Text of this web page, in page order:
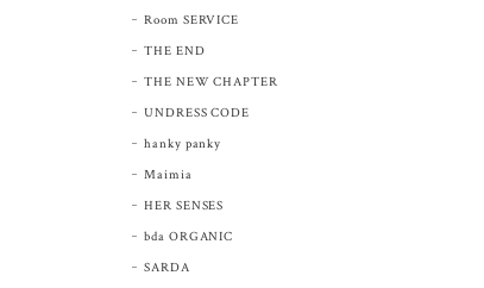
Room SERVICE
THE END
THE NEW CHAPTER
UNDRESS CODE
hanky panky
Maimia
HER SENSES
bda ORGANIC
SARDA